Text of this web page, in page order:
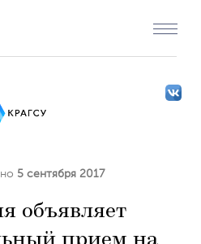
5 сентября 2017
объявляет